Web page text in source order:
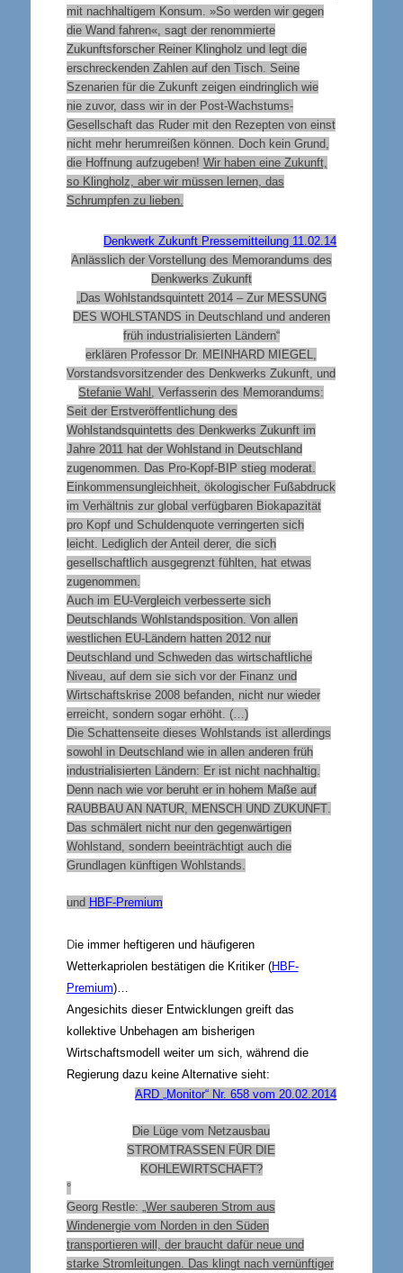
mit nachhaltigem Konsum. »So werden wir gegen
die Wand fahren«, sagt der renommierte
Zukunftsforscher Reiner Klingholz und legt die
erschreckenden Zahlen auf den Tisch. Seine
Szenarien für die Zukunft zeigen eindringlich wie
nie zuvor, dass wir in der Post-Wachstums-
Gesellschaft das Ruder mit den Rezepten von einst
nicht mehr herumreißen können. Doch kein Grund,
die Hoffnung aufzugeben! Wir haben eine Zukunft,
so Klingholz, aber wir müssen lernen, das
Schrumpfen zu lieben.
Denkwerk Zukunft Pressemitteilung 11.02.14
Anlässlich der Vorstellung des Memorandums des
Denkwerks Zukunft
„Das Wohlstandsquintett 2014 – Zur MESSUNG
DES WOHLSTANDS in Deutschland und anderen
früh industrialisierten Ländern“
erklären Professor Dr. MEINHARD MIEGEL
Vorstandsvorsitzender des Denkwerks Zukunft, und
Stefanie Wahl , Verfasserin des Memorandums:
Seit der Erstveröffentlichung des
Wohlstandsquintetts des Denkwerks Zukunft im
Jahre 2011 hat der Wohlstand in Deutschland
zugenommen. Das Pro-Kopf-BIP stieg moderat.
Einkommensungleichheit, ökologischer Fußabdruck
im Verhältnis zur global verfügbaren Biokapazität
pro Kopf und Schuldenquote verringerten sich
leicht. Lediglich der Anteil derer, die sich
gesellschaftlich ausgegrenzt fühlten, hat etwas
zugenommen.
Auch im EU-Vergleich verbesserte sich
Deutschlands Wohlstandsposition. Von allen
westlichen EU-Ländern hatten 2012 nur
Deutschland und Schweden das wirtschaftliche
Niveau, auf dem sie sich vor der Finanz und
Wirtschaftskrise 2008 befanden, nicht nur wieder
erreicht, sondern sogar erhöht. (…)
Die Schattenseite dieses Wohlstands ist allerdings
sowohl in Deutschland wie in allen anderen früh
industrialisierten Ländern: Er ist nicht nachhaltig.
Denn nach wie vor beruht er in hohem Maße auf
RAUBBAU AN NATUR, MENSCH UND ZUKUNFT.
Das schmälert nicht nur den gegenwärtigen
Wohlstand, sondern beeinträchtigt auch die
Grundlagen künftigen Wohlstands.
und HBF-Premium
Die immer heftigeren und häufigeren
Wetterkapriolen bestätigen die Kritiker (HBF-
Premium)…
Angesichits dieser Entwicklungen greift das
kollektive Unbehagen am bisherigen
Wirtschaftsmodell weiter um sich, während die
Regierung dazu keine Alternative sieht:
ARD „Monitor“ Nr. 658 vom 20.02.2014
Die Lüge vom Netzausbau
STROMTRASSEN FÜR DIE
KOHLEWIRTSCHAFT?
°
Georg Restle: „Wer sauberen Strom aus
Windenergie vom Norden in den Süden
transportieren will, der braucht dafür neue und
starke Stromleitungen. Das klingt nach vernünftiger